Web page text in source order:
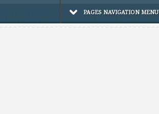
PAGES NAVIGATION MENU